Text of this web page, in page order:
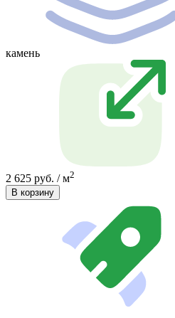
камень
2 625 руб. / м2
В корзину